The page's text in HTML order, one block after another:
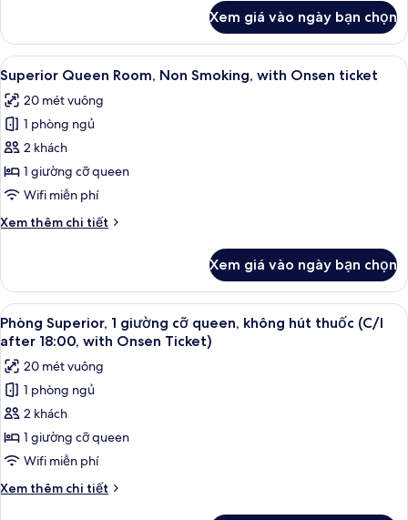
ticket
Superior
Twin
Room,
Non
Smoking
with
ticket
Xem giá vào ngày bạn chọn
Xem
tất
cả
ảnh
Superior
Queen
Room,
Smoking,
ticket
Chăn bông, két bảo mật tại phòng,
2
Superior Queen Room, Non Smoking, with Onsen ticket
20 mét vuông
1 phòng ngủ
2 khách
1 giường cỡ queen
Wifi miễn phí
Xem thêm chi tiết
Chi
Superior
Queen
Room,
Non
with
Onsen
ticket
Xem giá vào ngày bạn chọn
Xem
tất
cả
ảnh
Phòng
Superior,
1
giường
cỡ
queen,
Chăn bông, két bảo mật tại phòng,
2
Phòng Superior, 1 giường cỡ queen, không hút thuốc (C/I
after 18:00, with Onsen Ticket)
20 mét vuông
1 phòng ngủ
2 khách
1 giường cỡ queen
Wifi miễn phí
Xem thêm chi tiết
Chi